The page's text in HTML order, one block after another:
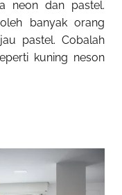
neon dan pastel.
banyak orang
pastel. Cobalah
kuning neson